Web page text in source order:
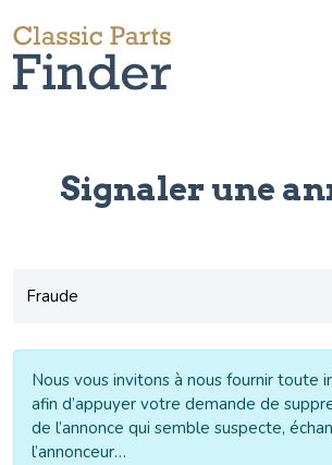
Signaler une
Nous vous invitons à nous fournir toute
afin d’appuyer votre demande de
de l’annonce qui semble suspecte,
l’annonceur…